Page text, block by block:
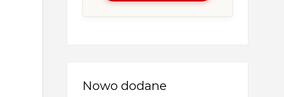
Nowo dodane